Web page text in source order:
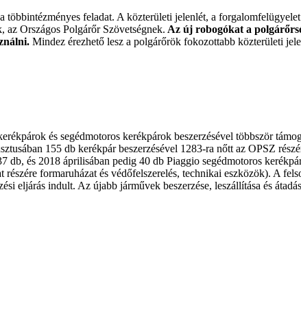
többintézményes feladat. A közterületi jelenlét, a
az Országos Polgárőr Szövetségnek. Az új robogókat a
Mindez érezhető lesz a polgárőrök fokozottabb közterületi
és segédmotoros kerékpárok beszerzésével többször
155 db kerékpár beszerzésével 1283-ra nőtt az OPSZ
db, és 2018 áprilisában pedig 40 db Piaggio segédmotoros
formaruházat és védőfelszerelés, technikai eszközök). A
eljárás indult. Az újabb járművek beszerzése, leszállítása és